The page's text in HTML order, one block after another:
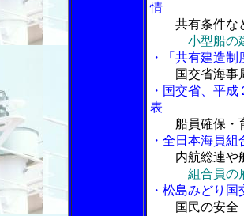
情
共有条件な
小型船の
・「共有建造
国交省海
・国交省、平
表
船員確保・
・全日本海員
内航総連や
組合員の
・松島みどり
国民の安全